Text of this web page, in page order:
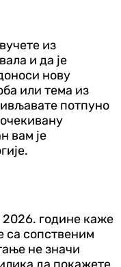
из
и да је
нову
или тема из
потпуно
вам је
године каже
са сопственим
не значи